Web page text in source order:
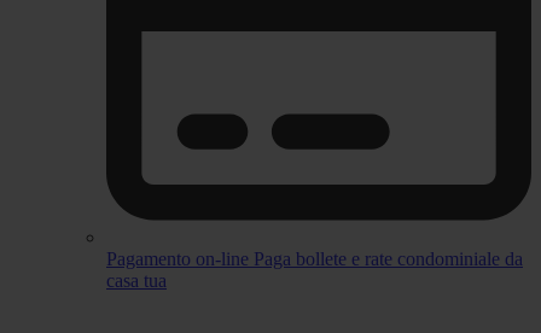
Pagamento on-line Paga bollete e rate condominiale da
casa tua